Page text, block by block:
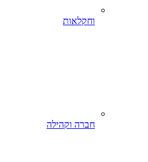
וחקלאות
חברה וקהילה